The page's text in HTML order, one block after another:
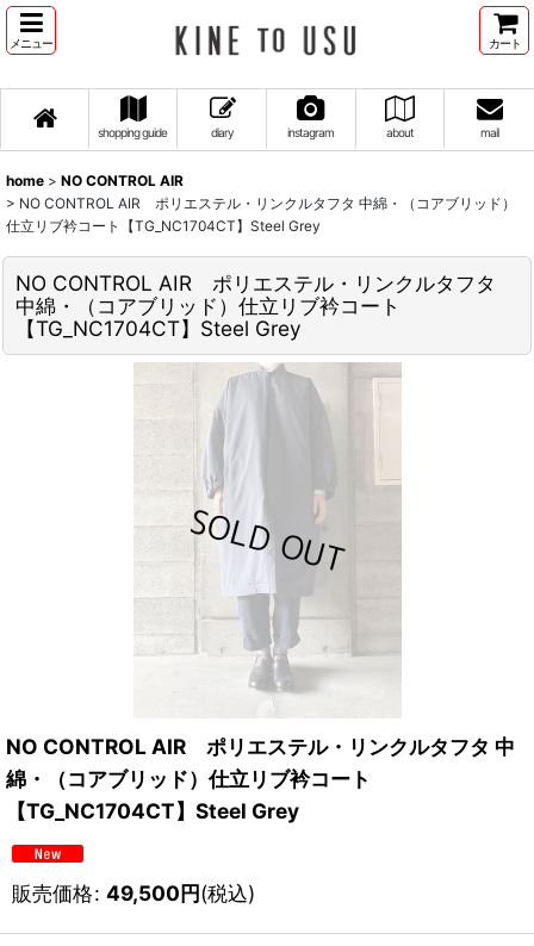
メニュー カート
shopping guide diary instagram about mail
home > NO CONTROL AIR
> NO CONTROL AIR ポリエステル・リンクルタフタ 中綿・（コアブリッド）
仕立リブ衿コート【TG_NC1704CT】Steel Grey
NO CONTROL AIR ポリエステル・リンクルタフタ
中綿・（コアブリッド）仕立リブ衿コート
【TG_NC1704CT】Steel Grey
NO CONTROL AIR ポリエステル・リンクルタフタ 中
綿・（コアブリッド）仕立リブ衿コート
【TG_NC1704CT】Steel Grey
販売価格: 49,500円(税込)